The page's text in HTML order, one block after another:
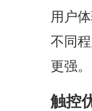
用户
不同
更强。
触控